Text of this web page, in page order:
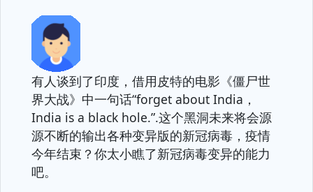
有人谈到了印度，借用皮特的电影《僵尸世
界大战》中一句话“forget about India，
India is a black hole.”.这个黑洞未来将会源
源不断的输出各种变异版的新冠病毒，疫情
今年结束？你太小瞧了新冠病毒变异的能力
吧。